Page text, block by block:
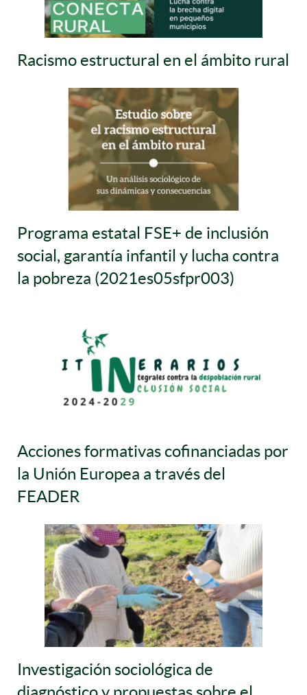
Racismo estructural en el ámbito rural
Programa estatal FSE+ de inclusión
social, garantía infantil y lucha contra
la pobreza (2021es05sfpr003)
Acciones formativas cofinanciadas por
la Unión Europea a través del
FEADER
Investigación sociológica de